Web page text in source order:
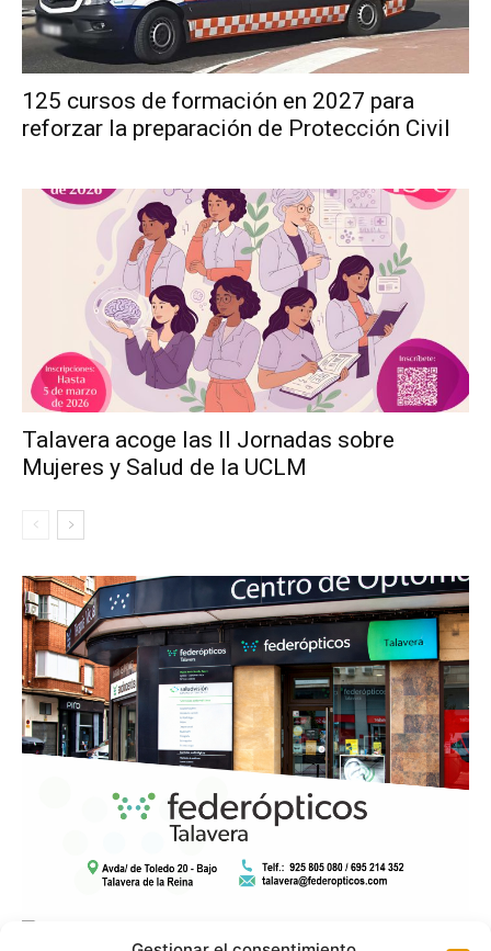
125 cursos de formación en 2027 para
reforzar la preparación de Protección Civil
Talavera acoge las II Jornadas sobre
Mujeres y Salud de la UCLM